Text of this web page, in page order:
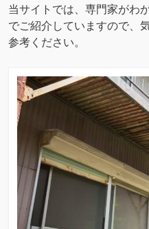
当サイトでは、専門家がわ
でご紹介していますので、
参考ください。